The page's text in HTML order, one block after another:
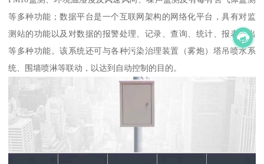
等多种功能；数据平台是一个互联网架构的网络化平台，具有对监
测站的功能以及对数据的报警处理、记录、查询、统计、报表输出
等多种功能。该系统还可与各种污染治理装置（雾炮）塔吊喷水系
统、围墙喷淋等联动，以达到自动控制的目的。